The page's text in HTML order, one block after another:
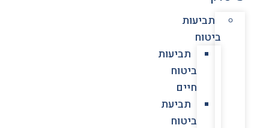
תביעות
ביטוח
תביעות
ביטוח
חיים
תביעת
ביטוח